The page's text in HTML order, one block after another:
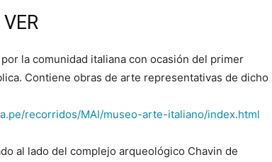
la comunidad italiana con ocasión del primer
Contiene obras de arte representativas de dicho
recorridos/MAI/museo-arte-italiano/index.html
al lado del complejo arqueológico Chavin de